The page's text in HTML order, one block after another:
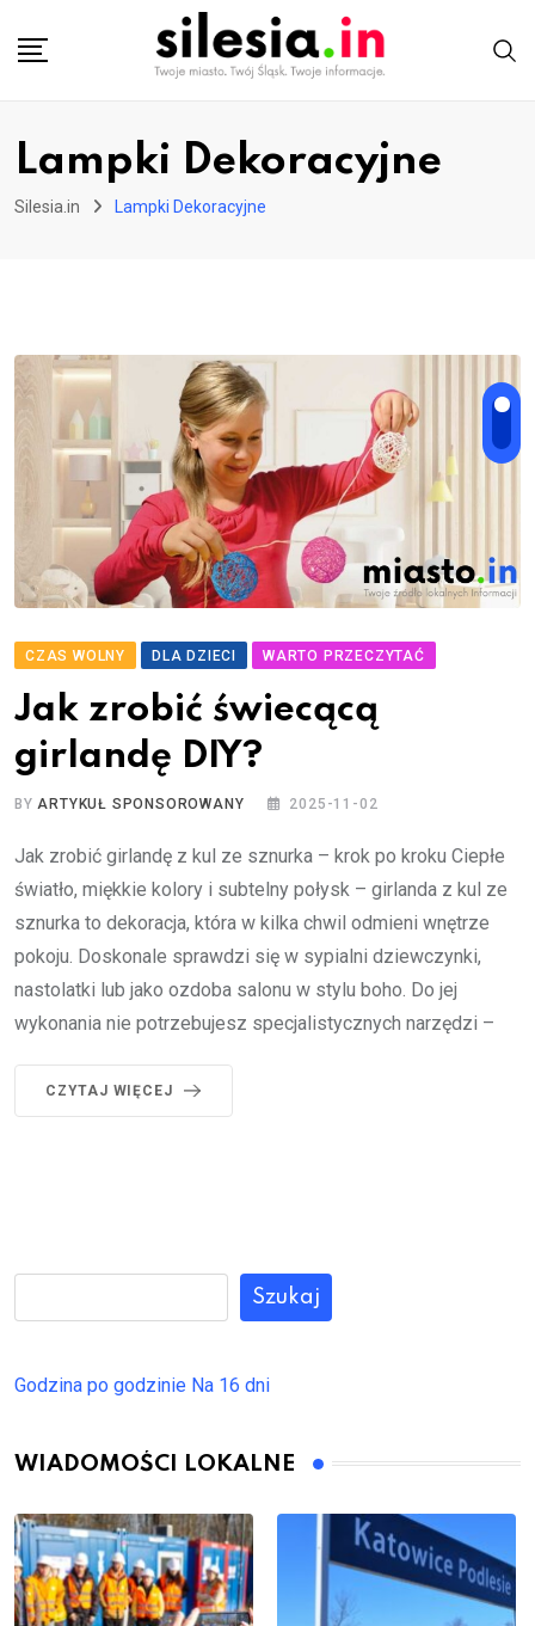
Lampki Dekoracyjne
Silesia.in Lampki Dekoracyjne
CZAS WOLNY DLA DZIECI WARTO PRZECZYTAĆ
Jak zrobić świecącą
girlandę DIY?
BY ARTYKUŁ SPONSOROWANY 2025-11-02
Jak zrobić girlandę z kul ze sznurka – krok po kroku Ciepłe
światło, miękkie kolory i subtelny połysk – girlanda z kul ze
sznurka to dekoracja, która w kilka chwil odmieni wnętrze
pokoju. Doskonale sprawdzi się w sypialni dziewczynki,
nastolatki lub jako ozdoba salonu w stylu boho. Do jej
wykonania nie potrzebujesz specjalistycznych narzędzi –
CZYTAJ WIĘCEJ
Szukaj
Godzina po godzinie Na 16 dni
WIADOMOŚCI LOKALNE